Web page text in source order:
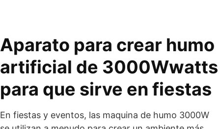
Aparato para crear humo
artificial de 3000Wwatts
para que sirve en fiestas
En fiestas y eventos, las maquina de humo 3000W